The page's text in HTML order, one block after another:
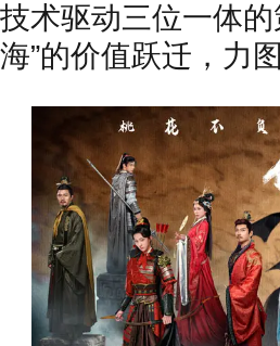
技术驱动三位一体的
海”的价值跃迁，力